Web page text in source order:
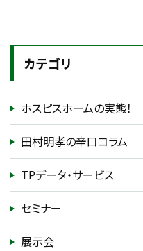
カテゴリ
ホスピスホームの実態！
田村明孝の辛口コラム
TPデータ・サービス
セミナー
展示会